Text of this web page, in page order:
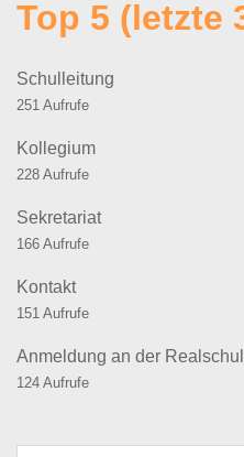
Top 5 (letzte
Schulleitung
251 Aufrufe
Kollegium
228 Aufrufe
Sekretariat
166 Aufrufe
Kontakt
151 Aufrufe
Anmeldung an der
124 Aufrufe